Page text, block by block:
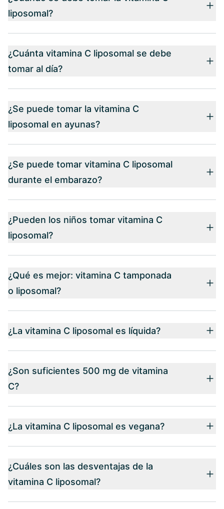
liposomal?
¿Cuánta vitamina C liposomal se debe
tomar al día?
¿Se puede tomar la vitamina C
liposomal en ayunas?
¿Se puede tomar vitamina C liposomal
durante el embarazo?
¿Pueden los niños tomar vitamina C
liposomal?
¿Qué es mejor: vitamina C tamponada
o liposomal?
¿La vitamina C liposomal es líquida?
¿Son suficientes 500 mg de vitamina
C?
¿La vitamina C liposomal es vegana?
¿Cuáles son las desventajas de la
vitamina C liposomal?